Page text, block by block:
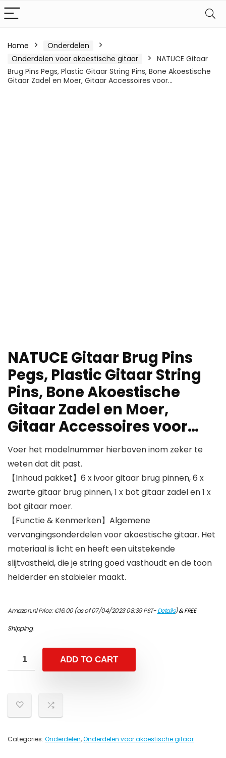
Home
Onderdelen
Onderdelen voor akoestische gitaar
NATUCE Gitaar
Brug Pins Pegs, Plastic Gitaar String Pins, Bone Akoestische
Gitaar Zadel en Moer, Gitaar Accessoires voor…
NATUCE Gitaar Brug Pins
Pegs, Plastic Gitaar String
Pins, Bone Akoestische
Gitaar Zadel en Moer,
Gitaar Accessoires voor…
Voer het modelnummer hierboven inom zeker te
weten dat dit past.
【Inhoud pakket】6 x ivoor gitaar brug pinnen, 6 x
zwarte gitaar brug pinnen, 1 x bot gitaar zadel en 1 x
bot gitaar moer.
【Functie & Kenmerken】Algemene
vervangingsonderdelen voor akoestische gitaar. Het
materiaal is licht en heeft een uitstekende
slijtvastheid, die je string goed vasthoudt en de toon
helderder en stabieler maakt.
Amazon.nl Price:€16.00(as of 07/04/2023 08:39 PST-Details)&FREE
Shipping.
ADD TO CART
Categories: Onderdelen,Onderdelen voor akoestische gitaar